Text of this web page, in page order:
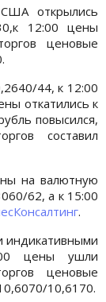
открылись
12:00 цены
ценовые
44, к 12:00
откатились к
повысился,
составил
на валютную
62, а к 15:00
.
индикативными
цены ушли
ценовые
10,6170.